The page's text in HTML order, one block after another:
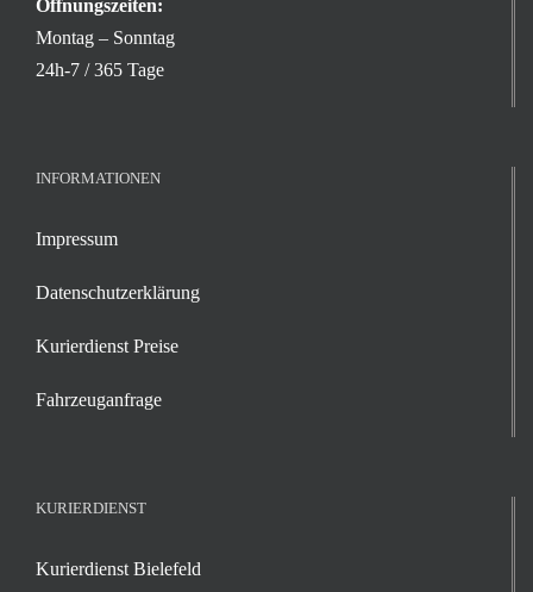
Öffnungszeiten:
Montag – Sonntag
24h-7 / 365 Tage
INFORMATIONEN
Impressum
Datenschutzerklärung
Kurierdienst Preise
Fahrzeuganfrage
KURIERDIENST
Kurierdienst Bielefeld